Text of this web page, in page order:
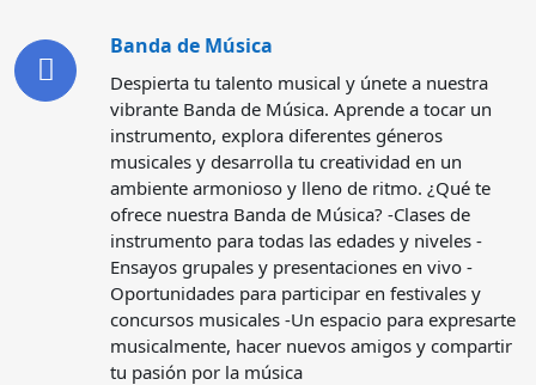
Banda de Música
Despierta tu talento musical y únete a nuestra
vibrante Banda de Música. Aprende a tocar un
instrumento, explora diferentes géneros
musicales y desarrolla tu creatividad en un
ambiente armonioso y lleno de ritmo. ¿Qué te
ofrece nuestra Banda de Música? -Clases de
instrumento para todas las edades y niveles -
Ensayos grupales y presentaciones en vivo -
Oportunidades para participar en festivales y
concursos musicales -Un espacio para expresarte
musicalmente, hacer nuevos amigos y compartir
tu pasión por la música